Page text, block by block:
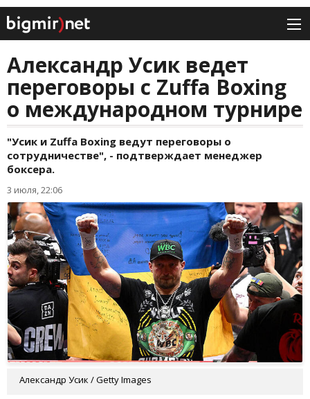
Александр Усик ведет
переговоры с Zuffa Boxing
о международном турнире
"Усик и Zuffa Boxing ведут переговоры о
сотрудничестве", - подтверждает менеджер
боксера.
3 июля, 22:06
Александр Усик / Getty Images